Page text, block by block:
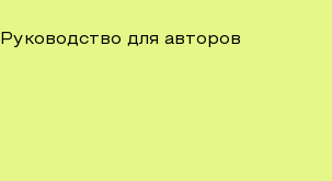
Руководство для авторов